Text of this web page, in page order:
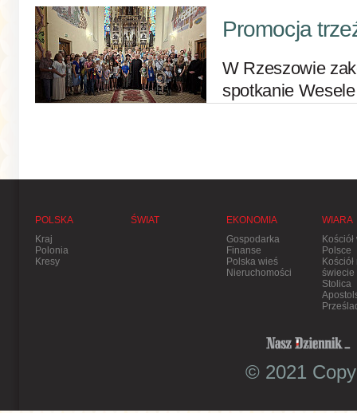
Promocja
W Rzeszowie
spotkanie
POLSKA
Kraj
Polonia
Kresy
ŚWIAT
EKONOMIA
Gospodarka
Finanse
Polska wieś
Nieruchomości
WIARA
Kościół
Polsce
Kościół
świecie
Stolica
© 2021